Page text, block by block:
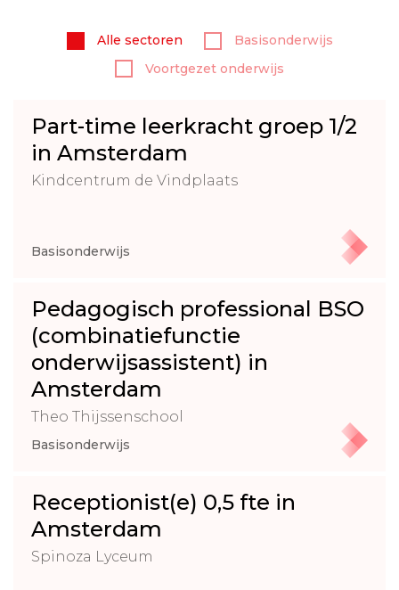
Alle sectoren
Basisonderwijs
Voortgezet onderwijs
Part-time leerkracht groep 1/2
in Amsterdam
Kindcentrum de Vindplaats
Basisonderwijs
Pedagogisch professional BSO
(combinatiefunctie
onderwijsassistent) in
Amsterdam
Theo Thijssenschool
Basisonderwijs
Receptionist(e) 0,5 fte in
Amsterdam
Spinoza Lyceum